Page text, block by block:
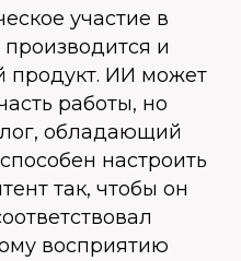
участие в
и
продукт. ИИ может
работы, но
обладающий
настроить
так, чтобы он
восприятию